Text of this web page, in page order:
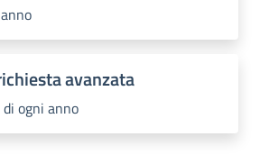
avanzata
ogni anno